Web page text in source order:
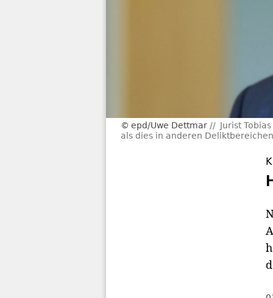
epd/Uwe Dettmar
Jurist
als dies in anderen